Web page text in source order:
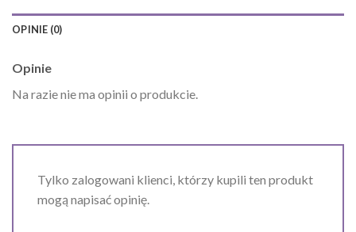
OPINIE (0)
Opinie
Na razie nie ma opinii o produkcie.
Tylko zalogowani klienci, którzy kupili ten produkt
mogą napisać opinię.